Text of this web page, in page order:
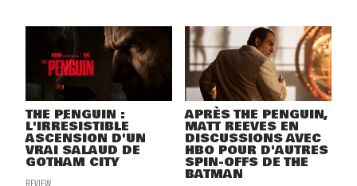
THE PENGUIN :
L'IRRÉSISTIBLE
ASCENSION D'UN
VRAI SALAUD DE
GOTHAM CITY
APRÈS THE PENGUIN,
MATT REEVES EN
DISCUSSIONS AVEC
HBO POUR D'AUTRES
SPIN-OFFS DE THE
BATMAN